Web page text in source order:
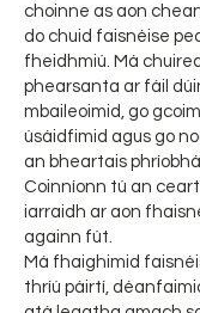
choinne as aon
do chuid faisnéise
fheidhmiú. Má
phearsanta ar fáil
mbaileoimid, go
úsáidfimid agus go
an bheartais
Coinníonn tú an
iarraidh ar aon
againn fút.
Má fhaighimid
thríú páirtí,